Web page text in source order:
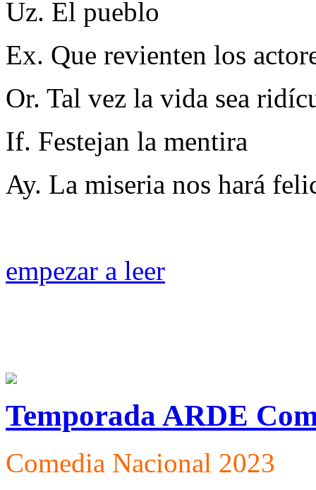
Uz. El pueblo
Ex. Que revienten los
Or. Tal vez la vida sea
If. Festejan la mentira
Ay. La miseria nos hará
empezar a leer
Temporada ARDE
Comedia Nacional 2023